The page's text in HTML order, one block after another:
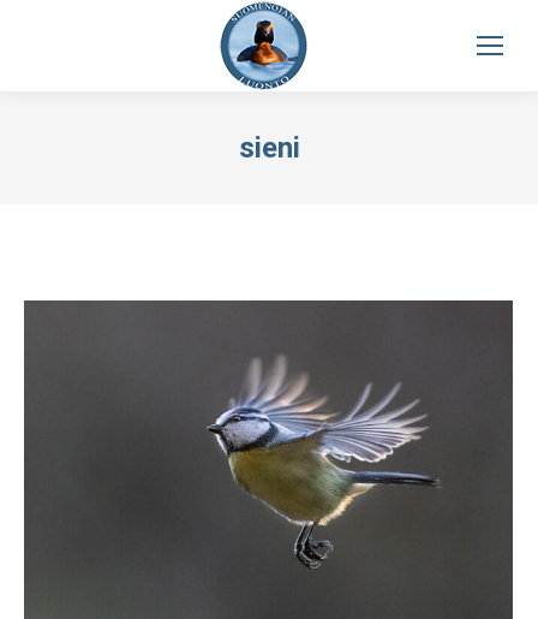
sieni